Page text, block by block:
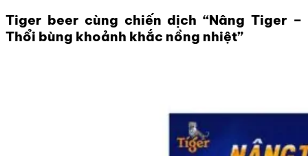
Tiger beer cùng chiến dịch “Nâng Tiger –
Thổi bùng khoảnh khắc nồng nhiệt”